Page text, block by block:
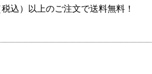
込）以上のご注文で送料無料！